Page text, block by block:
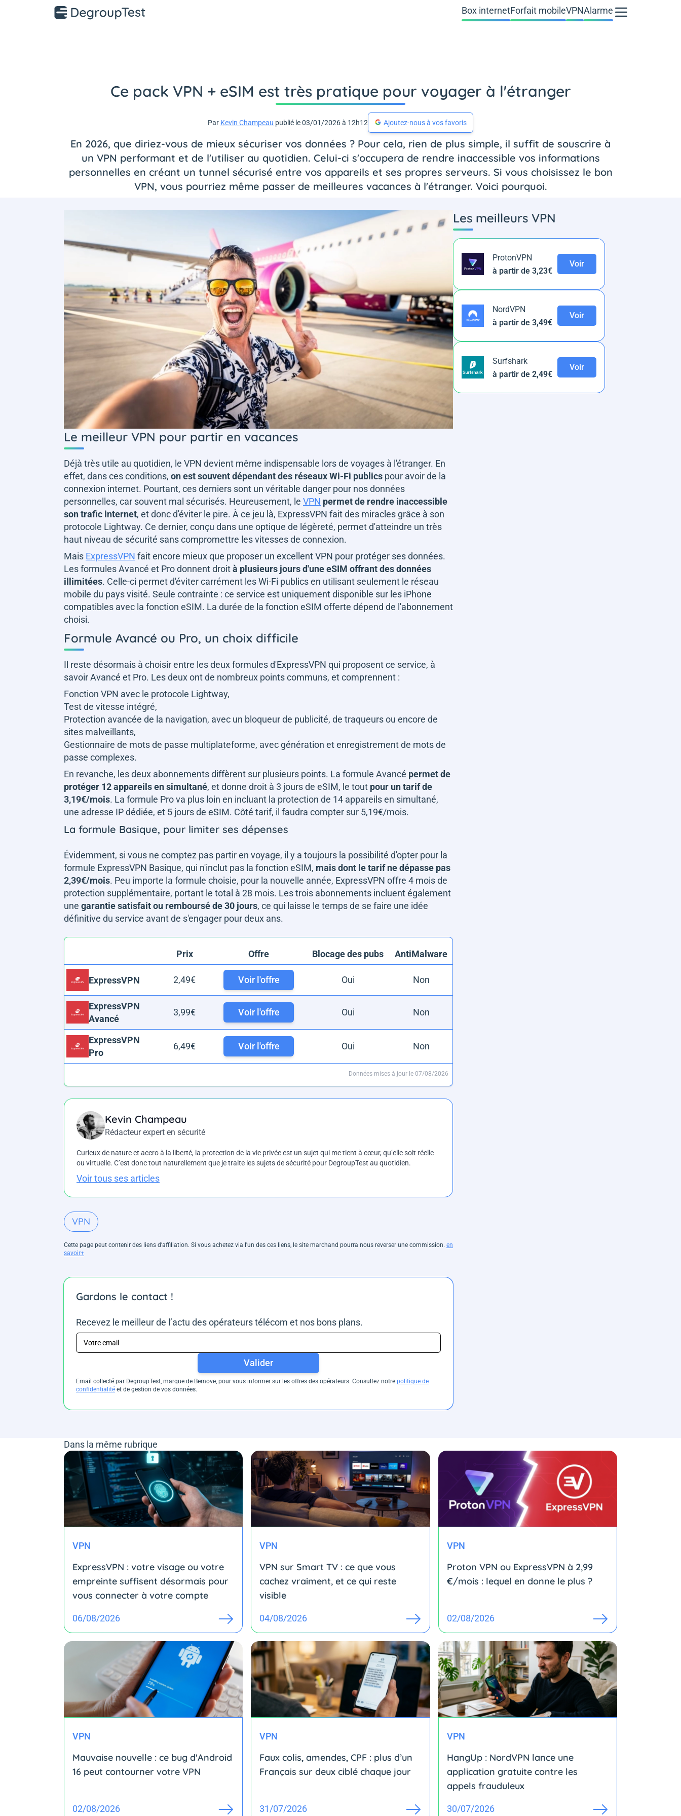
Box internetForfait mobileVPNAlarme
Ce pack VPN + eSIM est très pratique pour voyager à l'étranger
Par Kevin Champeau publié le 03/01/2026 à 12h12 Ajoutez-nous à vos favoris
En 2026, que diriez-vous de mieux sécuriser vos données ? Pour cela, rien de plus simple, il suffit de souscrire à
un VPN performant et de l'utiliser au quotidien. Celui-ci s'occupera de rendre inaccessible vos informations
personnelles en créant un tunnel sécurisé entre vos appareils et ses propres serveurs. Si vous choisissez le bon
VPN, vous pourriez même passer de meilleures vacances à l'étranger. Voici pourquoi.
Le meilleur VPN pour partir en vacances
Déjà très utile au quotidien, le VPN devient même indispensable lors de voyages à l'étranger. En
effet, dans ces conditions, on est souvent dépendant des réseaux Wi-Fi publics pour avoir de la
connexion internet. Pourtant, ces derniers sont un véritable danger pour nos données
personnelles, car souvent mal sécurisés. Heureusement, le VPN permet de rendre inaccessible
son trafic internet, et donc d'éviter le pire. À ce jeu là, ExpressVPN fait des miracles grâce à son
protocole Lightway. Ce dernier, conçu dans une optique de légèreté, permet d'atteindre un très
haut niveau de sécurité sans compromettre les vitesses de connexion.
Mais ExpressVPN fait encore mieux que proposer un excellent VPN pour protéger ses données.
Les formules Avancé et Pro donnent droità plusieurs jours d'une eSIM offrant des données
illimitées. Celle-ci permet d'éviter carrément les Wi-Fi publics en utilisant seulement le réseau
mobile du pays visité. Seule contrainte : ce service est uniquement disponible sur les iPhone
compatibles avec la fonction eSIM. La durée de la fonction eSIM offerte dépend de l'abonnement
choisi.
Formule Avancé ou Pro, un choix difficile
Il reste désormais à choisir entre les deux formules d'ExpressVPN qui proposent ce service, à
savoir Avancé et Pro. Les deux ont de nombreux points communs, et comprennent :
Fonction VPN avec le protocole Lightway,
Test de vitesse intégré,
Protection avancée de la navigation, avec un bloqueur de publicité, de traqueurs ou encore de
sites malveillants,
Gestionnaire de mots de passe multiplateforme, avec génération et enregistrement de mots de
passe complexes.
En revanche, les deux abonnements diffèrent sur plusieurs points. La formule Avancé permet de
protéger 12 appareils en simultané, et donne droit à 3 jours de eSIM, le tout pour un tarif de
3,19€/mois. La formule Pro va plus loin en incluant la protection de 14 appareils en simultané,
une adresse IP dédiée, et 5 jours de eSIM. Côté tarif, il faudra compter sur 5,19€/mois.
La formule Basique, pour limiter ses dépenses
Évidemment, si vous ne comptez pas partir en voyage, il y a toujours la possibilité d'opter pour la
formule ExpressVPN Basique, qui n'inclut pas la fonction eSIM, mais dont le tarif ne dépasse pas
2,39€/mois. Peu importe la formule choisie, pour la nouvelle année, ExpressVPN offre 4 mois de
protection supplémentaire, portant le total à 28 mois. Les trois abonnements incluent également
une garantie satisfait ou remboursé de 30 jours, ce qui laisse le temps de se faire une idée
définitive du service avant de s'engager pour deux ans.
Prix Offre Blocage des pubs AntiMalware
ExpressVPN 2,49€ Voir l'offre Oui Non
ExpressVPN
Avancé
3,99€ Voir l'offre Oui Non
ExpressVPN
Pro
6,49€ Voir l'offre Oui Non
Données mises à jour le 07/08/2026
Kevin Champeau
Rédacteur expert en sécurité
Curieux de nature et accro à la liberté, la protection de la vie privée est un sujet qui me tient à cœur, qu’elle soit réelle
ou virtuelle. C’est donc tout naturellement que je traite les sujets de sécurité pour DegroupTest au quotidien.
Voir tous ses articles
VPN
Cette page peut contenir des liens d’affiliation. Si vous achetez via l'un des ces liens, le site marchand pourra nous reverser une commission. en
savoir+
Gardons le contact !
Recevez le meilleur de l’actu des opérateurs télécom et nos bons plans.
Valider
Email collecté par DegroupTest, marque de Bemove, pour vous informer sur les offres des opérateurs. Consultez notre politique de
confidentialité et de gestion de vos données.
Les meilleurs VPN
ProtonVPN
à partir de 3,23€
Voir
NordVPN
à partir de 3,49€
Voir
Surfshark
à partir de 2,49€
Voir
Dans la même rubrique
VPN
ExpressVPN : votre visage ou votre
empreinte suffisent désormais pour
vous connecter à votre compte
06/08/2026
VPN
VPN sur Smart TV : ce que vous
cachez vraiment, et ce qui reste
visible
04/08/2026
VPN
Proton VPN ou ExpressVPN à 2,99
€/mois : lequel en donne le plus ?
02/08/2026
VPN
Mauvaise nouvelle : ce bug d'Android
16 peut contourner votre VPN
02/08/2026
VPN
Faux colis, amendes, CPF : plus d’un
Français sur deux ciblé chaque jour
31/07/2026
VPN
HangUp : NordVPN lance une
application gratuite contre les
appels frauduleux
30/07/2026